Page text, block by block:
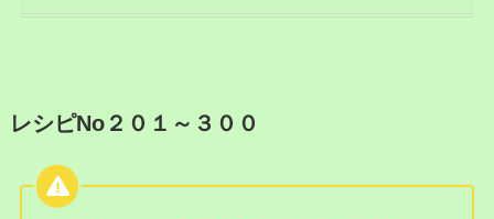
レシピNo２０１～３００